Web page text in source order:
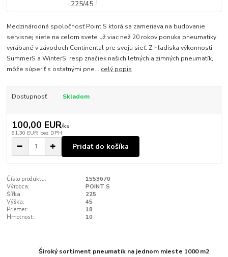
Medzinárodná spoločnosť Point S ktorá sa zameriava na budovanie
servisnej siete na celom svete už viac než 20 rokov ponuka pneumatiky
vyrábané v závodoch Continental pre svoju sieť. Z hľadiska výkonnosti
SummerS a WinterS, resp značiek našich letných a zimných pneumatík,
môže súperiť s ostatnými pne... celý popis
Dostupnosť Skladom
100,00 EUR/ks
81,30 EUR bez DPH
Pridať do košíka
Číslo produktu:
1553670
Výrobca:
POINT S
Šířka:
225
Výška:
45
Priemer:
18
Hmotnost:
10
Široký sortiment pneumatík na jednom mieste 1000 m2